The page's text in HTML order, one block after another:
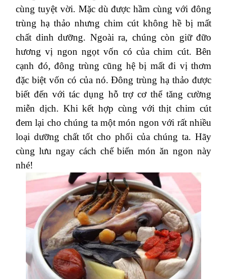
cùng tuyệt vời. Mặc dù được hầm cùng với đông
trùng hạ thảo nhưng chim cút không hề bị mất
chất dinh dưỡng. Ngoài ra, chúng còn giữ đữo
hương vị ngon ngọt vốn có của chim cút. Bên
cạnh đó, đông trùng cũng hệ bị mất đi vị thơm
đặc biệt vốn có của nó. Đông trùng hạ thảo được
biết đến với tác dụng hỗ trợ cơ thể tăng cường
miễn dịch. Khi kết hợp cùng với thịt chim cút
đem lại cho chúng ta một món ngon với rất nhiều
loại dưỡng chất tốt cho phổi của chúng ta. Hãy
cùng lưu ngay cách chế biến món ăn ngon này
nhé!